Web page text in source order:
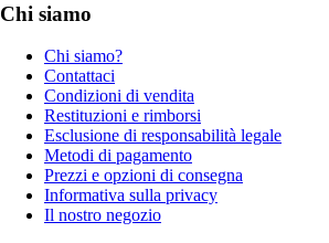
Chi siamo
Chi siamo?
Contattaci
Condizioni di vendita
Restituzioni e rimborsi
Esclusione di responsabilità legale
Metodi di pagamento
Prezzi e opzioni di consegna
Informativa sulla privacy
Il nostro negozio